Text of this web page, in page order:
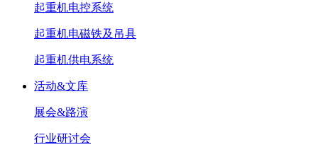
起重机电控系统
起重机电磁铁及吊具
起重机供电系统
活动&文库
展会&路演
行业研讨会